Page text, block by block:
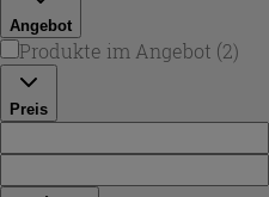
Design-Statement wirkt.
Angebot
Produkte im Angebot (2)
Preis